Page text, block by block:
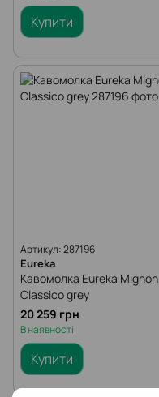
Купити
Артикул: 287196
Eureka
Кавомолка Eureka Mignon
Classico grey
20 259 грн
В наявності
Купити